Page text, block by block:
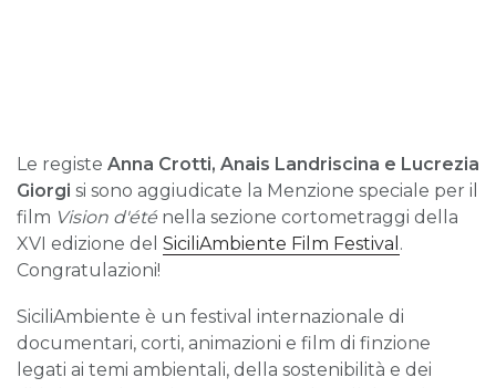
Le registe Anna Crotti, Anais Landriscina e Lucrezia
Giorgi si sono aggiudicate la Menzione speciale per il
film Vision d'été nella sezione cortometraggi della
XVI edizione del SiciliAmbiente Film Festival .
Congratulazioni!
SiciliAmbiente è un festival internazionale di
documentari, corti, animazioni e film di finzione
legati ai temi ambientali, della sostenibilità e dei